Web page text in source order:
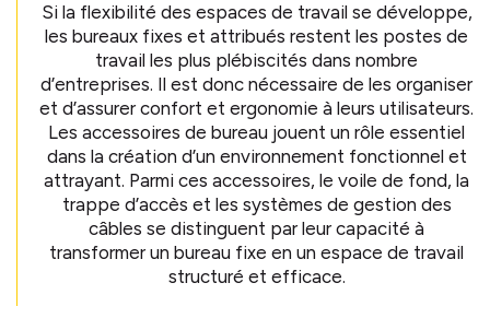
Si la flexibilité des espaces de travail se développe,
les bureaux fixes et attribués restent les postes de
travail les plus plébiscités dans nombre
d’entreprises. Il est donc nécessaire de les organiser
et d’assurer confort et ergonomie à leurs utilisateurs.
Les accessoires de bureau jouent un rôle essentiel
dans la création d’un environnement fonctionnel et
attrayant. Parmi ces accessoires, le voile de fond, la
trappe d’accès et les systèmes de gestion des
câbles se distinguent par leur capacité à
transformer un bureau fixe en un espace de travail
structuré et efficace.